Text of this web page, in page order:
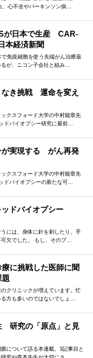
、心不全やパーキンソン病…
が日本で生産 CAR-
本経済新聞
免疫細胞を使う先端がん治療薬
が、ニコン子会社と組み…
なき挑戦 運命を変え
クスフォード大学の中村能章先
ドバイオプシー研究に最前…
が実現する がん再発
クスフォード大学の中村能章先
ドバイオプシーの新たな可…
ドバイオプシー
には、身体に針を刺したり、手
欠でした。 もし、そのプ…
に挑戦した医師に聞
題
クリニックが増えています。忙
方も多いのではないでしょ…
研究の「原点」と見
について語る本連載、3記事目と